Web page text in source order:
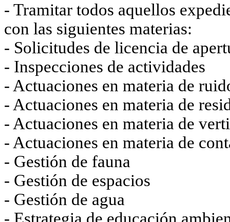
- Tramitar todos aquellos
con las siguientes materias:
- Solicitudes de licencia de
- Inspecciones de actividades
- Actuaciones en materia de
- Actuaciones en materia de
- Actuaciones en materia de
- Actuaciones en materia de
- Gestión de fauna
- Gestión de espacios
- Gestión de agua